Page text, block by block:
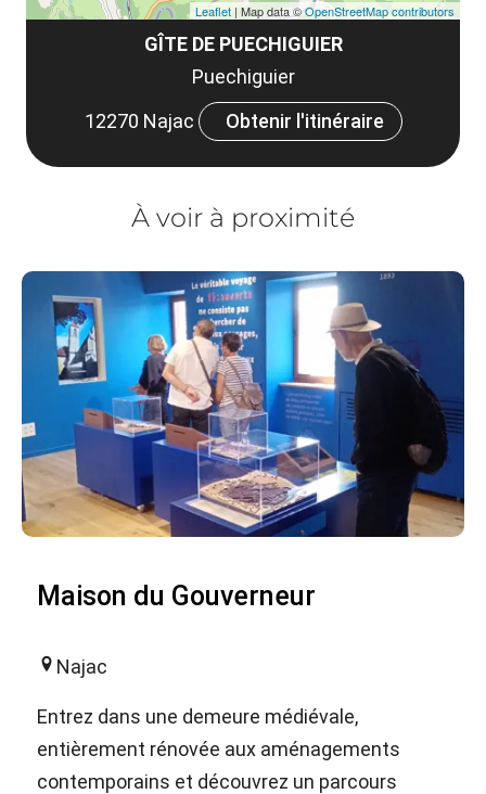
GÎTE DE PUECHIGUIER
Puechiguier
12270 Najac
Obtenir l'itinéraire
Leaflet | Map data ©OpenStreetMap contributors
À voir à proximité
Maison du Gouverneur
Najac
Entrez dans une demeure médiévale,
entièrement rénovée aux aménagements
contemporains et découvrez un parcours